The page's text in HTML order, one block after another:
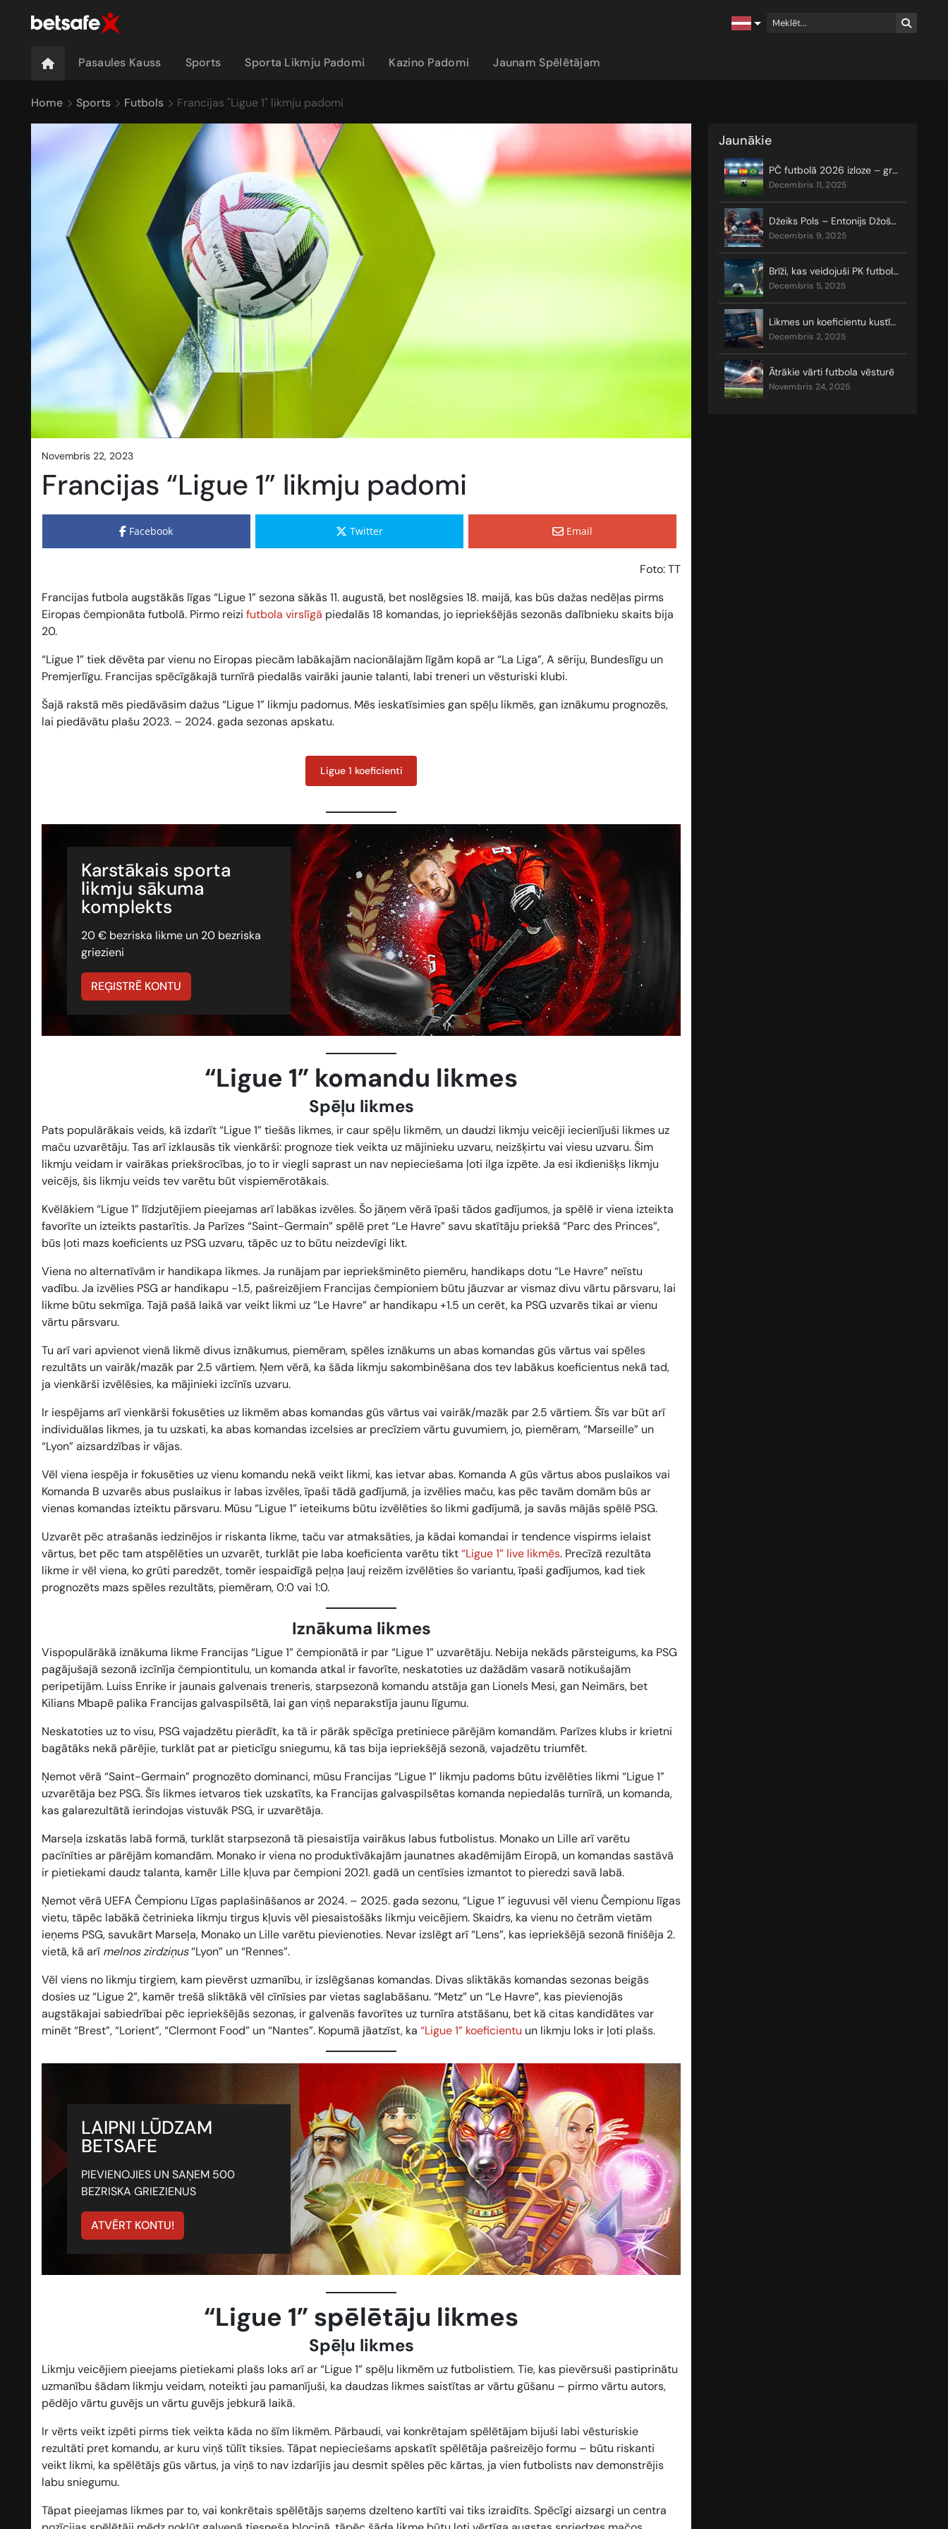
Pasaules Kauss Sports Sporta Likmju Padomi Kazino Padomi Jaunam Spēlētājam
Home Sports Futbols Francijas "Ligue 1" likmju padomi
novembris 22, 2023
Francijas “Ligue 1” likmju padomi
Facebook Twitter Email
Foto: TT
Francijas futbola augstākās līgas “Ligue 1” sezona sākās 11. augustā, bet noslēgsies 18. maijā, kas būs dažas nedēļas pirms
Eiropas čempionāta futbolā. Pirmo reizi futbola virslīgā piedalās 18 komandas, jo iepriekšējās sezonās dalībnieku skaits bija
20.
“Ligue 1” tiek dēvēta par vienu no Eiropas piecām labākajām nacionālajām līgām kopā ar “La Liga”, A sēriju, Bundeslīgu un
Premjerlīgu. Francijas spēcīgākajā turnīrā piedalās vairāki jaunie talanti, labi treneri un vēsturiski klubi.
Šajā rakstā mēs piedāvāsim dažus “Ligue 1” likmju padomus. Mēs ieskatīsimies gan spēļu likmēs, gan iznākumu prognozēs,
lai piedāvātu plašu 2023. – 2024. gada sezonas apskatu.
Ligue 1 koeficienti
Karstākais sporta
likmju sākuma
komplekts
20 € bezriska likme un 20 bezriska
griezieni
REĢISTRĒ KONTU
“Ligue 1” komandu likmes
Spēļu likmes
Pats populārākais veids, kā izdarīt “Ligue 1” tiešās likmes, ir caur spēļu likmēm, un daudzi likmju veicēji iecienījuši likmes uz
maču uzvarētāju. Tas arī izklausās tik vienkārši: prognoze tiek veikta uz mājinieku uzvaru, neizšķirtu vai viesu uzvaru. Šim
likmju veidam ir vairākas priekšrocības, jo to ir viegli saprast un nav nepieciešama ļoti ilga izpēte. Ja esi ikdienišķs likmju
veicējs, šis likmju veids tev varētu būt vispiemērotākais.
Kvēlākiem “Ligue 1” līdzjutējiem pieejamas arī labākas izvēles. Šo jāņem vērā īpaši tādos gadījumos, ja spēlē ir viena izteikta
favorīte un izteikts pastarītis. Ja Parīzes “Saint-Germain” spēlē pret “Le Havre” savu skatītāju priekšā “Parc des Princes”,
būs ļoti mazs koeficients uz PSG uzvaru, tāpēc uz to būtu neizdevīgi likt.
Viena no alternatīvām ir handikapa likmes. Ja runājam par iepriekšminēto piemēru, handikaps dotu “Le Havre” neīstu
vadību. Ja izvēlies PSG ar handikapu -1.5, pašreizējiem Francijas čempioniem būtu jāuzvar ar vismaz divu vārtu pārsvaru, lai
likme būtu sekmīga. Tajā pašā laikā var veikt likmi uz “Le Havre” ar handikapu +1.5 un cerēt, ka PSG uzvarēs tikai ar vienu
vārtu pārsvaru.
Tu arī vari apvienot vienā likmē divus iznākumus, piemēram,spēles iznākums un abas komandas gūs vārtusvai spēles
rezultāts un vairāk/mazāk par 2.5 vārtiem. Ņem vērā, ka šāda likmju sakombinēšana dos tev labākus koeficientus nekā tad,
ja vienkārši izvēlēsies, ka mājinieki izcīnīs uzvaru.
Ir iespējams arī vienkārši fokusēties uz likmēmabas komandas gūs vārtusvai vairāk/mazāk par 2.5 vārtiem. Šīs var būt arī
individuālas likmes, ja tu uzskati, ka abas komandas izcelsies ar precīziem vārtu guvumiem, jo, piemēram, “Marseille” un
“Lyon” aizsardzības ir vājas.
Vēl viena iespēja ir fokusēties uz vienu komandu nekā veikt likmi, kas ietvar abas. Komanda A gūs vārtus abos puslaikosvai
Komanda B uzvarēs abus puslaikus ir labas izvēles, īpaši tādā gadījumā, ja izvēlies maču, kas pēc tavām domām būs ar
vienas komandas izteiktu pārsvaru. Mūsu “Ligue 1” ieteikums būtu izvēlēties šo likmi gadījumā, ja savās mājās spēlē PSG.
Uzvarēt pēc atrašanās iedzinējos ir riskanta likme, taču var atmaksāties, ja kādai komandai ir tendence vispirms ielaist
vārtus, bet pēc tam atspēlēties un uzvarēt, turklāt pie laba koeficienta varētu tikt“Ligue 1” live likmēs. Precīzā rezultāta
likme ir vēl viena, ko grūti paredzēt, tomēr iespaidīgā peļņa ļauj reizēm izvēlēties šo variantu, īpaši gadījumos, kad tiek
prognozēts mazs spēles rezultāts, piemēram, 0:0 vai 1:0.
Iznākuma likmes
Vispopulārākā iznākuma likme Francijas “Ligue 1” čempionātā ir par“Ligue 1” uzvarētāju. Nebija nekāds pārsteigums, ka PSG
pagājušajā sezonā izcīnīja čempiontitulu, un komanda atkal ir favorīte, neskatoties uz dažādām vasarā notikušajām
peripetijām. Luiss Enrike ir jaunais galvenais treneris, starpsezonā komandu atstāja gan Lionels Mesi, gan Neimārs, bet
Kilians Mbapē palika Francijas galvaspilsētā, lai gan viņš neparakstīja jaunu līgumu.
Neskatoties uz to visu, PSG vajadzētu pierādīt, ka tā ir pārāk spēcīga pretiniece pārējām komandām. Parīzes klubs ir krietni
bagātāks nekā pārējie, turklāt pat ar pieticīgu sniegumu, kā tas bija iepriekšējā sezonā, vajadzētu triumfēt.
Ņemot vērā “Saint-Germain” prognozēto dominanci, mūsu Francijas “Ligue 1” likmju padoms būtu izvēlēties likmi “Ligue 1”
uzvarētāja bez PSG. Šīs likmes ietvaros tiek uzskatīts, ka Francijas galvaspilsētas komanda nepiedalās turnīrā, un komanda,
kas galarezultātā ierindojas vistuvāk PSG, ir uzvarētāja.
Marseļa izskatās labā formā, turklāt starpsezonā tā piesaistīja vairākus labus futbolistus. Monako un Lille arī varētu
pacīnīties ar pārējām komandām. Monako ir viena no produktīvākajām jaunatnes akadēmijām Eiropā, un komandas sastāvā
ir pietiekami daudz talanta, kamēr Lille kļuva par čempioni 2021. gadā un centīsies izmantot to pieredzi savā labā.
Ņemot vērā UEFA Čempionu Līgas paplašināšanos ar 2024. – 2025. gada sezonu, “Ligue 1” ieguvusi vēl vienu Čempionu līgas
vietu, tāpēc labākā četrinieka likmju tirgus kļuvis vēl piesaistošāks likmju veicējiem. Skaidrs, ka vienu no četrām vietām
ieņems PSG, savukārt Marseļa, Monako un Lille varētu pievienoties. Nevar izslēgt arī “Lens”, kas iepriekšējā sezonā finišēja 2.
vietā, kā arīmelnos zirdziņus“Lyon” un “Rennes”.
Vēl viens no likmju tirgiem, kam pievērst uzmanību, ir izslēgšanas komandas. Divas sliktākās komandas sezonas beigās
dosies uz “Ligue 2”, kamēr trešā sliktākā vēl cīnīsies par vietas saglabāšanu. “Metz” un “Le Havre”, kas pievienojās
augstākajai sabiedrībai pēc iepriekšējās sezonas, ir galvenās favorītes uz turnīra atstāšanu, bet kā citas kandidātes var
minēt “Brest”, “Lorient”, “Clermont Food” un “Nantes”. Kopumā jāatzīst, ka “Ligue 1” koeficientu un likmju loks ir ļoti plašs.
LAIPNI LŪDZAM
BETSAFE
PIEVIENOJIES UN SAŅEM 500
BEZRISKA GRIEZIENUS
ATVĒRT KONTU!
“Ligue 1” spēlētāju likmes
Spēļu likmes
Likmju veicējiem pieejams pietiekami plašs loks arī ar “Ligue 1” spēļu likmēm uz futbolistiem. Tie, kas pievērsuši pastiprinātu
uzmanību šādam likmju veidam, noteikti jau pamanījuši, ka daudzas likmes saistītas ar vārtu gūšanu – pirmo vārtu autors,
pēdējo vārtu guvējs unvārtu guvējs jebkurā laikā.
Ir vērts veikt izpēti pirms tiek veikta kāda no šīm likmēm. Pārbaudi, vai konkrētajam spēlētājam bijuši labi vēsturiskie
rezultāti pret komandu, ar kuru viņš tūlīt tiksies. Tāpat nepieciešams apskatīt spēlētāja pašreizējo formu – būtu riskanti
veikt likmi, ka spēlētājs gūs vārtus, ja viņš to nav izdarījis jau desmit spēles pēc kārtas, ja vien futbolists nav demonstrējis
labu sniegumu.
Tāpat pieejamas likmes par to, vai konkrētais spēlētājssaņems dzelteno kartīti vai tiks izraidīts. Spēcīgi aizsargi un centra
Jaunākie
PČ futbolā 2026 izloze – grozi, grupas un izslēgšanas turnīrs
decembris 11, 2025
Džeiks Pols – Entonijs Džošua: likmes, prognozes, koeficienti
decembris 9, 2025
Brīži, kas veidojuši PK futbolā vēsturi
decembris 5, 2025
Likmes un koeficientu kustības
decembris 2, 2025
Ātrākie vārti futbola vēsturē
novembris 24, 2025